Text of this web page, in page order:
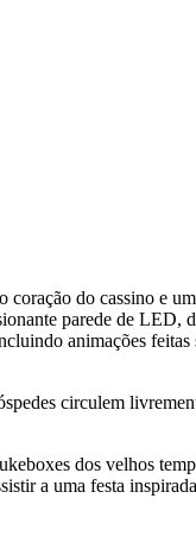
do cassino e
parede de LED,
animações feitas
circulem
dos velhos
a uma festa